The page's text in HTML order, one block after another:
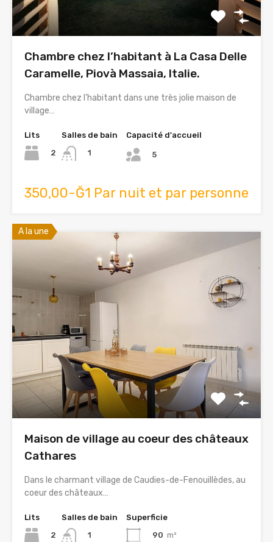
Chambre chez l’habitant à La Casa Delle
Caramelle, Piovà Massaia, Italie.
Chambre chez l’habitant dans une très jolie maison de
village…
Lits
2
Salles de bain
1
Capacité d'accueil
5
350,00-Ğ1 Par nuit et par personne
A la une
Maison de village au coeur des châteaux
Cathares
Dans le charmant village de Caudies-de-Fenouillèdes, au
coeur des châteaux…
Lits
2
Salles de bain
1
Superficie
90 m²